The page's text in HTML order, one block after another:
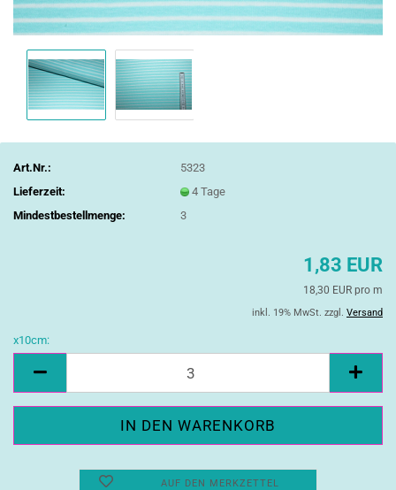
Art.Nr.:
5323
Lieferzeit:
4 Tage
Mindestbestellmenge:
3
1,83 EUR
18,30 EUR pro m
inkl. 19% MwSt. zzgl. Versand
x10cm:
AUF DEN MERKZETTEL